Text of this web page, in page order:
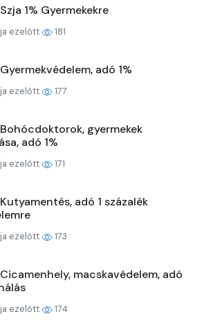
1% Gyermekekre
ezelőtt 181
adó 1%
ezelőtt 177
gyermekek
adó 1%
ezelőtt 171
adó 1 százalék
ezelőtt 173
macskavédelem, adó
ezelőtt 174